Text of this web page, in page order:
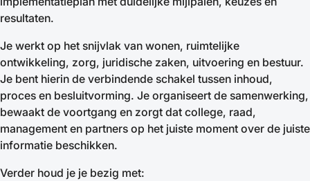
resultaten.
Je werkt op het snijvlak van wonen, ruimtelijke
ontwikkeling, zorg, juridische zaken, uitvoering en bestuur.
Je bent hierin de verbindende schakel tussen inhoud,
proces en besluitvorming. Je organiseert de samenwerking,
bewaakt de voortgang en zorgt dat college, raad,
management en partners op het juiste moment over de juiste
informatie beschikken.
Verder houd je je bezig met: